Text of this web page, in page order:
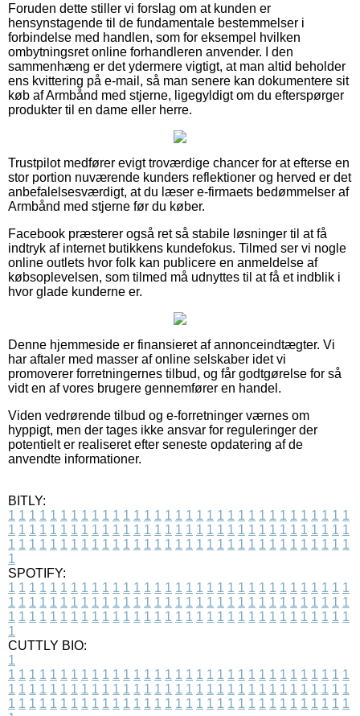
Foruden dette stiller vi forslag om at kunden er
hensynstagende til de fundamentale bestemmelser i
forbindelse med handlen, som for eksempel hvilken
ombytningsret online forhandleren anvender. I den
sammenhæng er det ydermere vigtigt, at man altid beholder
ens kvittering på e-mail, så man senere kan dokumentere sit
køb af Armbånd med stjerne, ligegyldigt om du efterspørger
produkter til en dame eller herre.
Trustpilot medfører evigt troværdige chancer for at efterse en
stor portion nuværende kunders reflektioner og herved er det
anbefalelsesværdigt, at du læser e-firmaets bedømmelser af
Armbånd med stjerne før du køber.
Facebook præsterer også ret så stabile løsninger til at få
indtryk af internet butikkens kundefokus. Tilmed ser vi nogle
online outlets hvor folk kan publicere en anmeldelse af
købsoplevelsen, som tilmed må udnyttes til at få et indblik i
hvor glade kunderne er.
Denne hjemmeside er finansieret af annonceindtægter. Vi
har aftaler med masser af online selskaber idet vi
promoverer forretningernes tilbud, og får godtgørelse for så
vidt en af vores brugere gennemfører en handel.
Viden vedrørende tilbud og e-forretninger værnes om
hyppigt, men der tages ikke ansvar for reguleringer der
potentielt er realiseret efter seneste opdatering af de
anvendte informationer.
BITLY:
1 1 1 1 1 1 1 1 1 1 1 1 1 1 1 1 1 1 1 1 1 1 1 1 1 1 1 1 1 1 1 1 1
1 1 1 1 1 1 1 1 1 1 1 1 1 1 1 1 1 1 1 1 1 1 1 1 1 1 1 1 1 1 1 1 1
1 1 1 1 1 1 1 1 1 1 1 1 1 1 1 1 1 1 1 1 1 1 1 1 1 1 1 1 1 1 1 1 1
1
SPOTIFY:
1 1 1 1 1 1 1 1 1 1 1 1 1 1 1 1 1 1 1 1 1 1 1 1 1 1 1 1 1 1 1 1 1
1 1 1 1 1 1 1 1 1 1 1 1 1 1 1 1 1 1 1 1 1 1 1 1 1 1 1 1 1 1 1 1 1
1 1 1 1 1 1 1 1 1 1 1 1 1 1 1 1 1 1 1 1 1 1 1 1 1 1 1 1 1 1 1 1 1
1
CUTTLY BIO:
1
1 1 1 1 1 1 1 1 1 1 1 1 1 1 1 1 1 1 1 1 1 1 1 1 1 1 1 1 1 1 1 1 1
1 1 1 1 1 1 1 1 1 1 1 1 1 1 1 1 1 1 1 1 1 1 1 1 1 1 1 1 1 1 1 1 1
1 1 1 1 1 1 1 1 1 1 1 1 1 1 1 1 1 1 1 1 1 1 1 1 1 1 1 1 1 1 1 1 1